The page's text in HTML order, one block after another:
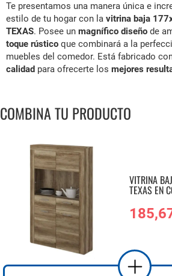
Te presentamos una manera única e
estilo de tu hogar con la vitrina baja
TEXAS. Posee un magnífico diseño de
toque rústico que combinará a la
muebles del comedor. Está fabricado
calidad para ofrecerte los mejores
COMBINA TU PRODUCTO
VITRINA
TEXAS EN